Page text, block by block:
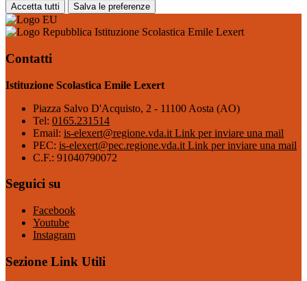
Accetta tutti Salva le preferenze
Istituzione Scolastica Emile Lexert
Contatti
Istituzione Scolastica Emile Lexert
Piazza Salvo D'Acquisto, 2 - 11100 Aosta (AO)
Tel: 0165.231514
Email: is-elexert@regione.vda.it Link per inviare una mail
PEC: is-elexert@pec.regione.vda.it Link per inviare una mail
C.F.: 91040790072
Seguici su
Facebook
Youtube
Instagram
Sezione Link Utili